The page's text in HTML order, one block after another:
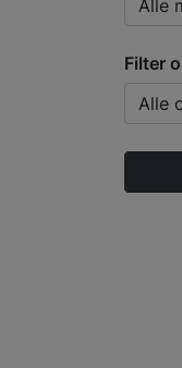
Filter